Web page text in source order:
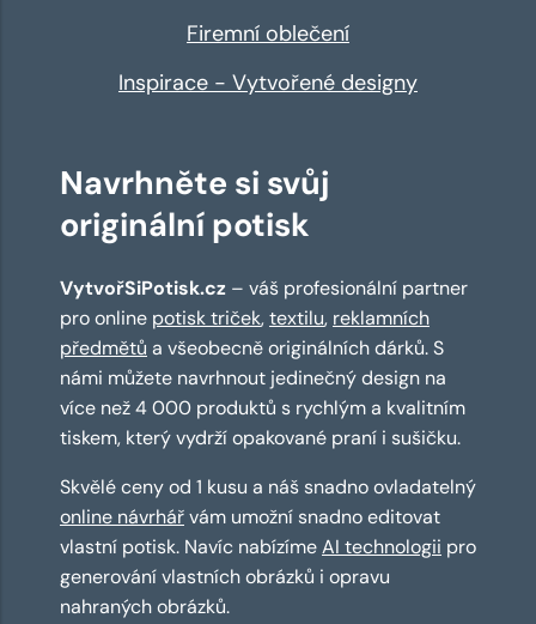
Firemní oblečení
Inspirace - Vytvořené designy
Navrhněte si svůj
originální potisk
VytvořSiPotisk.cz – váš profesionální partner
pro online potisk triček,textilu, reklamních
předmětů a všeobecně originálních dárků. S
námi můžete navrhnout jedinečný design na
více než 4 000 produktů s rychlým a kvalitním
tiskem, který vydrží opakované praní i sušičku.
Skvělé ceny od 1 kusu a náš snadno ovladatelný
online návrhářvám umožní snadno editovat
vlastní potisk. Navíc nabízímeAI technologii pro
generování vlastních obrázků i opravu
nahraných obrázků.